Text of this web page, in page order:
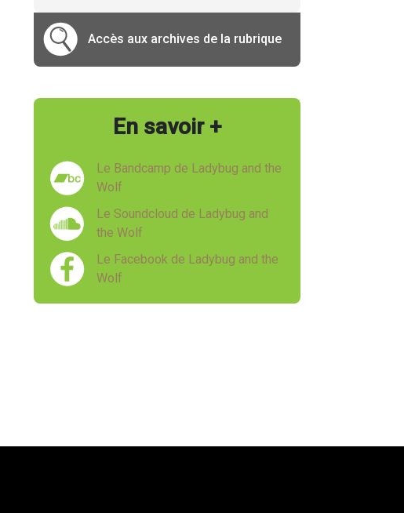
Accès aux archives de la rubrique
En savoir +
Le Bandcamp de Ladybug and the
Wolf
Le Soundcloud de Ladybug and
the Wolf
Le Facebook de Ladybug and the
Wolf